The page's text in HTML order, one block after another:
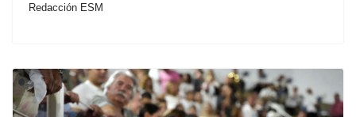
Redacción ESM